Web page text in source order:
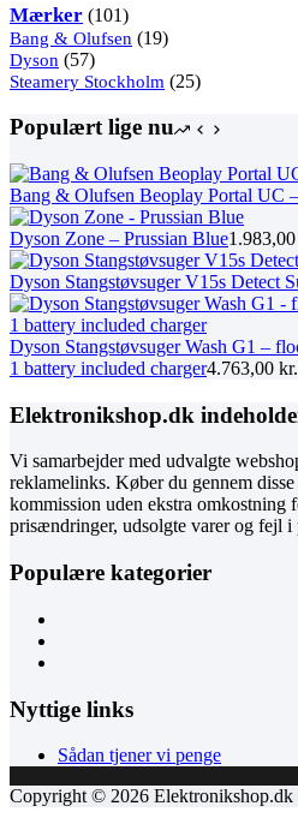
Mærker 101101
varer
Bang & Olufsen 1919
Dyson 5757
varer
Steamery Stockholm 2525
Populært lige nu
Bang & Olufsen Beoplay Portal UC
Dyson Zone – Prussian Blue1.983,00
Dyson Stangstøvsuger V15s Detect
Dyson Stangstøvsuger Wash G1 –
1 battery included charger4.763,00 kr.
Elektronikshop.dk
Vi samarbejder med udvalgte
reklamelinks. Køber du gennem
kommission uden ekstra
prisændringer, udsolgte varer og fejl
Populære kategorier
Nyttige links
Sådan tjener vi penge
Copyright © 2026 Elektronikshop.dk